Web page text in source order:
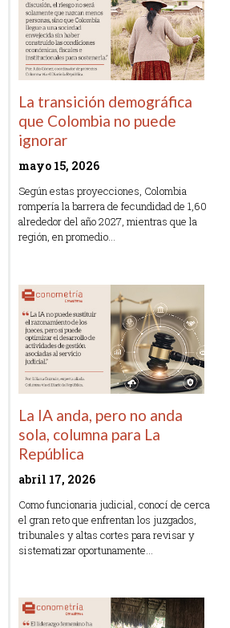
La transición demográfica
que Colombia no puede
ignorar
mayo 15, 2026
Según estas proyecciones, Colombia
rompería la barrera de fecundidad de 1,60
alrededor del año 2027, mientras que la
región, en promedio…
La IA anda, pero no anda
sola, columna para La
República
abril 17, 2026
Como funcionaria judicial, conocí de cerca
el gran reto que enfrentan los juzgados,
tribunales y altas cortes para revisar y
sistematizar oportunamente…